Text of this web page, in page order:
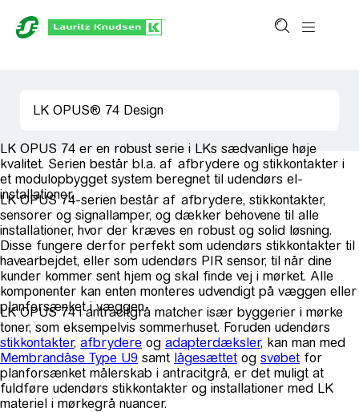
LK OPUS® 74 Design
LK OPUS 74 er en robust serie i LKs sædvanlige høje
kvalitet. Serien består bl.a. af afbrydere og stikkontakter i
et modulopbygget system beregnet til udendørs el-
installationer.
LK OPUS 74-serien består af afbrydere, stikkontakter,
sensorer og signallamper, og dækker behovene til alle
installationer, hvor der kræves en robust og solid løsning.
Disse fungere derfor perfekt som udendørs stikkontakter til
havearbejdet, eller som udendørs PIR sensor, til når dine
kunder kommer sent hjem og skal finde vej i mørket. Alle
komponenter kan enten monteres udvendigt på væggen eller
planforsænket i væggen.
LK OPUS 74 i antracitgrå matcher især byggerier i mørke
toner, som eksempelvis sommerhuset. Foruden udendørs
stikkontakter, afbrydere og adapterdæksler, kan man med
Membrandåse Type U9 samt lågesættetog svøbetfor
planforsænket målerskab i antracitgrå, er det muligt at
fuldføre udendørs stikkontakter og installationer med LK
materiel i mørkegrå nuancer.